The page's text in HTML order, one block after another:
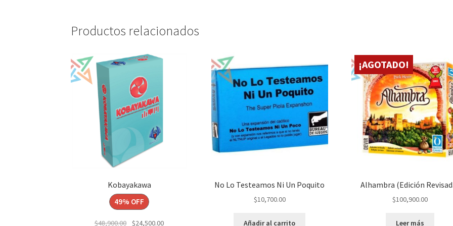
Productos relacionados
Kobayakawa
49% OFF
$48,900.00 $24,500.00El
No Lo Testeamos Ni Un Poquito
$10,700.00
Añadir al carrito
¡AGOTADO!
Alhambra (Edición
$100,900.00
Leer más